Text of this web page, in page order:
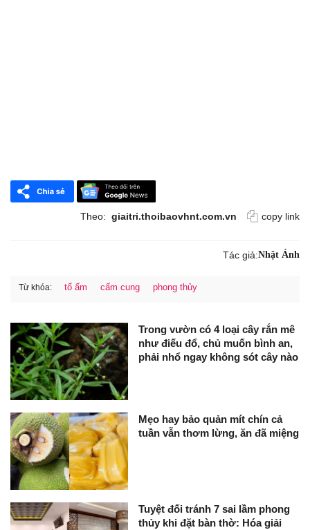
Theo: giaitri.thoibaovhnt.com.vn copy link
Tác giả:Nhật Ánh
Từ khóa: tổ ấm cấm cung phong thủy
Trong vườn có 4 loại cây rắn mê
như điếu đổ, chủ muốn bình an,
phải nhổ ngay không sót cây nào
Mẹo hay bảo quản mít chín cả
tuần vẫn thơm lừng, ăn đã miệng
Tuyệt đối tránh 7 sai lầm phong
thủy khi đặt bàn thờ: Hóa giải